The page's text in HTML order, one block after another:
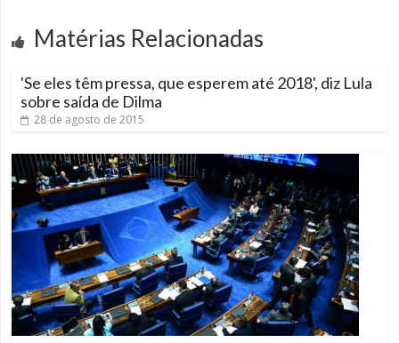
Matérias Relacionadas
'Se eles têm pressa, que esperem até 2018', diz Lula
sobre saída de Dilma
28 de agosto de 2015